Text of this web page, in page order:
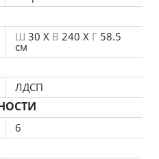
Ш 30 X В 240 X Г 58.5
см
ЛДСП
6